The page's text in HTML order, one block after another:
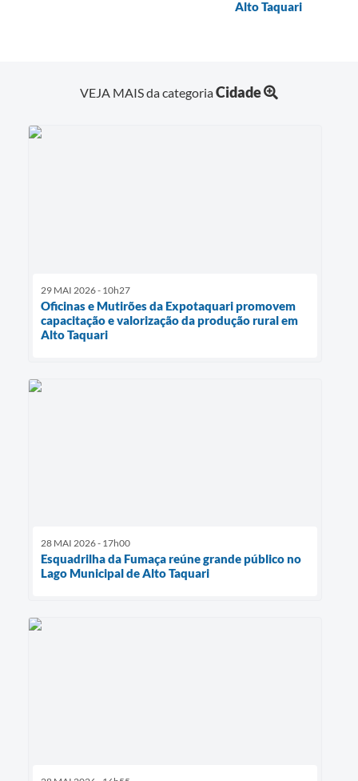
Alto Taquari
VEJA MAIS da categoriaCidade
29 MAI 2026 - 10h27
Oficinas e Mutirões da Expotaquari promovem
capacitação e valorização da produção rural em
Alto Taquari
28 MAI 2026 - 17h00
Esquadrilha da Fumaça reúne grande público no
Lago Municipal de Alto Taquari